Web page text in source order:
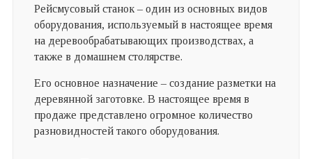
Рейсмусовый станок – один из основных видов
оборудования, используемый в настоящее время
на деревообрабатывающих производствах, а
также в домашнем столярстве.
Его основное назначение – создание разметки на
деревянной заготовке. В настоящее время в
продаже представлено огромное количество
разновидностей такого оборудования.